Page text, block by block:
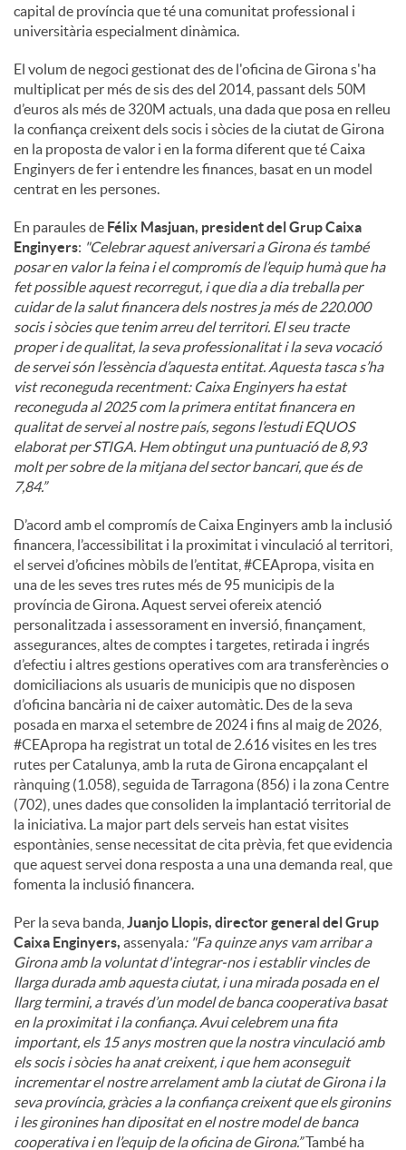
capital de província que té una comunitat professional i
universitària especialment dinàmica.
El volum de negoci gestionat des de l'oficina de Girona s'ha
multiplicat per més de sis des del 2014, passant dels 50M
d’euros als més de 320M actuals, una dada que posa en relleu
la confiança creixent dels socis i sòcies de la ciutat de Girona
en la proposta de valor i en la forma diferent que té Caixa
Enginyers de fer i entendre les finances, basat en un model
centrat en les persones.
En paraules de Félix Masjuan, president del Grup Caixa
Enginyers: "Celebrar aquest aniversari a Girona és també
posar en valor la feina i el compromís de l’equip humà que ha
fet possible aquest recorregut, i que dia a dia treballa per
cuidar de la salut financera dels nostres ja més de 220.000
socis i sòcies que tenim arreu del territori. El seu tracte
proper i de qualitat, la seva professionalitat i la seva vocació
de servei són l’essència d’aquesta entitat. Aquesta tasca s’ha
vist reconeguda recentment: Caixa Enginyers ha estat
reconeguda al 2025 com la primera entitat financera en
qualitat de servei al nostre país, segons l’estudi EQUOS
elaborat per STIGA. Hem obtingut una puntuació de 8,93
molt per sobre de la mitjana del sector bancari, que és de
7,84.”
D’acord amb el compromís de Caixa Enginyers amb la inclusió
financera, l’accessibilitat i la proximitat i vinculació al territori,
el servei d’oficines mòbils de l’entitat, #CEApropa, visita en
una de les seves tres rutes més de 95 municipis de la
província de Girona. Aquest servei ofereix atenció
personalitzada i assessorament en inversió, finançament,
assegurances, altes de comptes i targetes, retirada i ingrés
d’efectiu i altres gestions operatives com ara transferències o
domiciliacions als usuaris de municipis que no disposen
d’oficina bancària ni de caixer automàtic. Des de la seva
posada en marxa el setembre de 2024 i fins al maig de 2026,
#CEApropa ha registrat un total de 2.616 visites en les tres
rutes per Catalunya, amb la ruta de Girona encapçalant el
rànquing (1.058), seguida de Tarragona (856) i la zona Centre
(702), unes dades que consoliden la implantació territorial de
la iniciativa. La major part dels serveis han estat visites
espontànies, sense necessitat de cita prèvia, fet que evidencia
que aquest servei dona resposta a una una demanda real, que
fomenta la inclusió financera.
Per la seva banda, Juanjo Llopis, director general del Grup
Caixa Enginyers, assenyala: "Fa quinze anys vam arribar a
Girona amb la voluntat d'integrar-nos i establir vincles de
llarga durada amb aquesta ciutat, i una mirada posada en el
llarg termini, a través d’un model de banca cooperativa basat
en la proximitat i la confiança. Avui celebrem una fita
important, els 15 anys mostren que la nostra vinculació amb
els socis i sòcies ha anat creixent, i que hem aconseguit
incrementar el nostre arrelament amb la ciutat de Girona i la
seva província, gràcies a la confiança creixent que els gironins
i les gironines han dipositat en el nostre model de banca
cooperativa i en l’equip de la oficina de Girona.”També ha